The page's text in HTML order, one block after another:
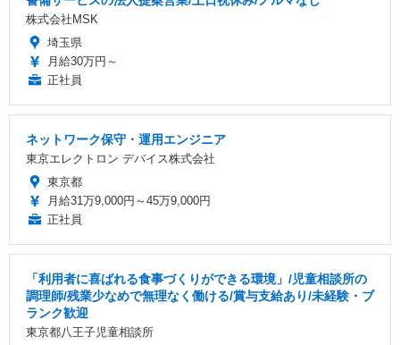
株式会社MSK
埼玉県
月給30万円～
正社員
ネットワーク保守・運用エンジニア
東京エレクトロン デバイス株式会社
東京都
月給31万9,000円～45万9,000円
正社員
「利用者に喜ばれる食事づくりができる環境」/児童相談所の
調理師/残業少なめで無理なく働ける/賞与支給あり/未経験・ブ
ランク歓迎
東京都八王子児童相談所